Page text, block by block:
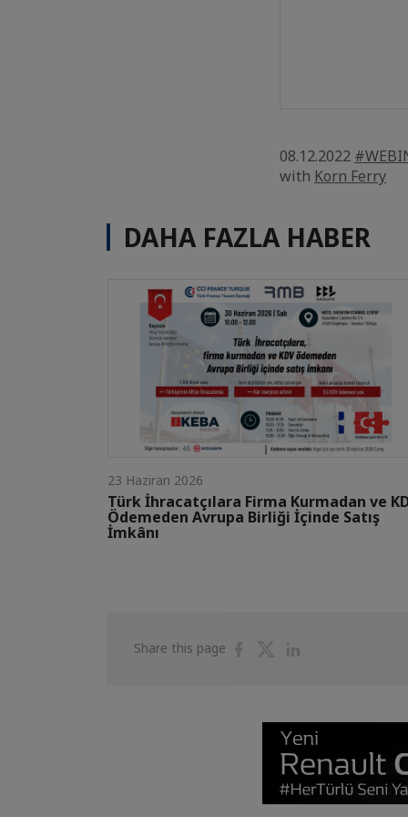
08.12.2022
with Korn Ferry
DAHA FAZLA HABER
23 Haziran 2026
Türk İhracatçılara Firma Kurmadan ve
Ödemeden Avrupa Birliği İçinde Satış
İmkânı
Share this page
ShareShare